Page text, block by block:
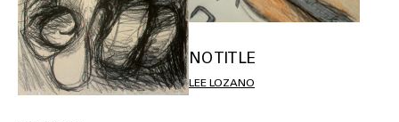
NO TITLE
LEE LOZANO